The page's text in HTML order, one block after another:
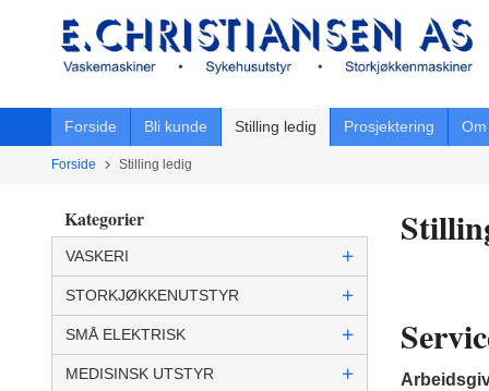
innholdet
Forside Bli kunde Stilling ledig Prosjektering
Forside Stilling ledig
Kategorier
VASKERI
STORKJØKKENUTSTYR
SMÅ ELEKTRISK
MEDISINSK UTSTYR